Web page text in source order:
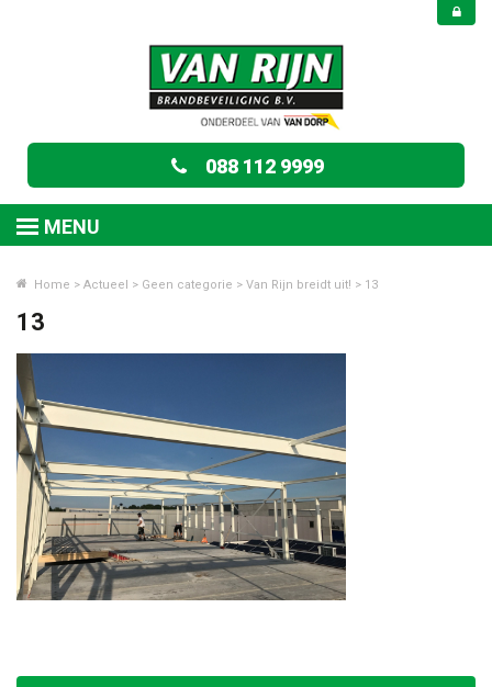
088 112 9999
MENU
Home > Actueel > Geen categorie > Van Rijn breidt uit! > 13
13